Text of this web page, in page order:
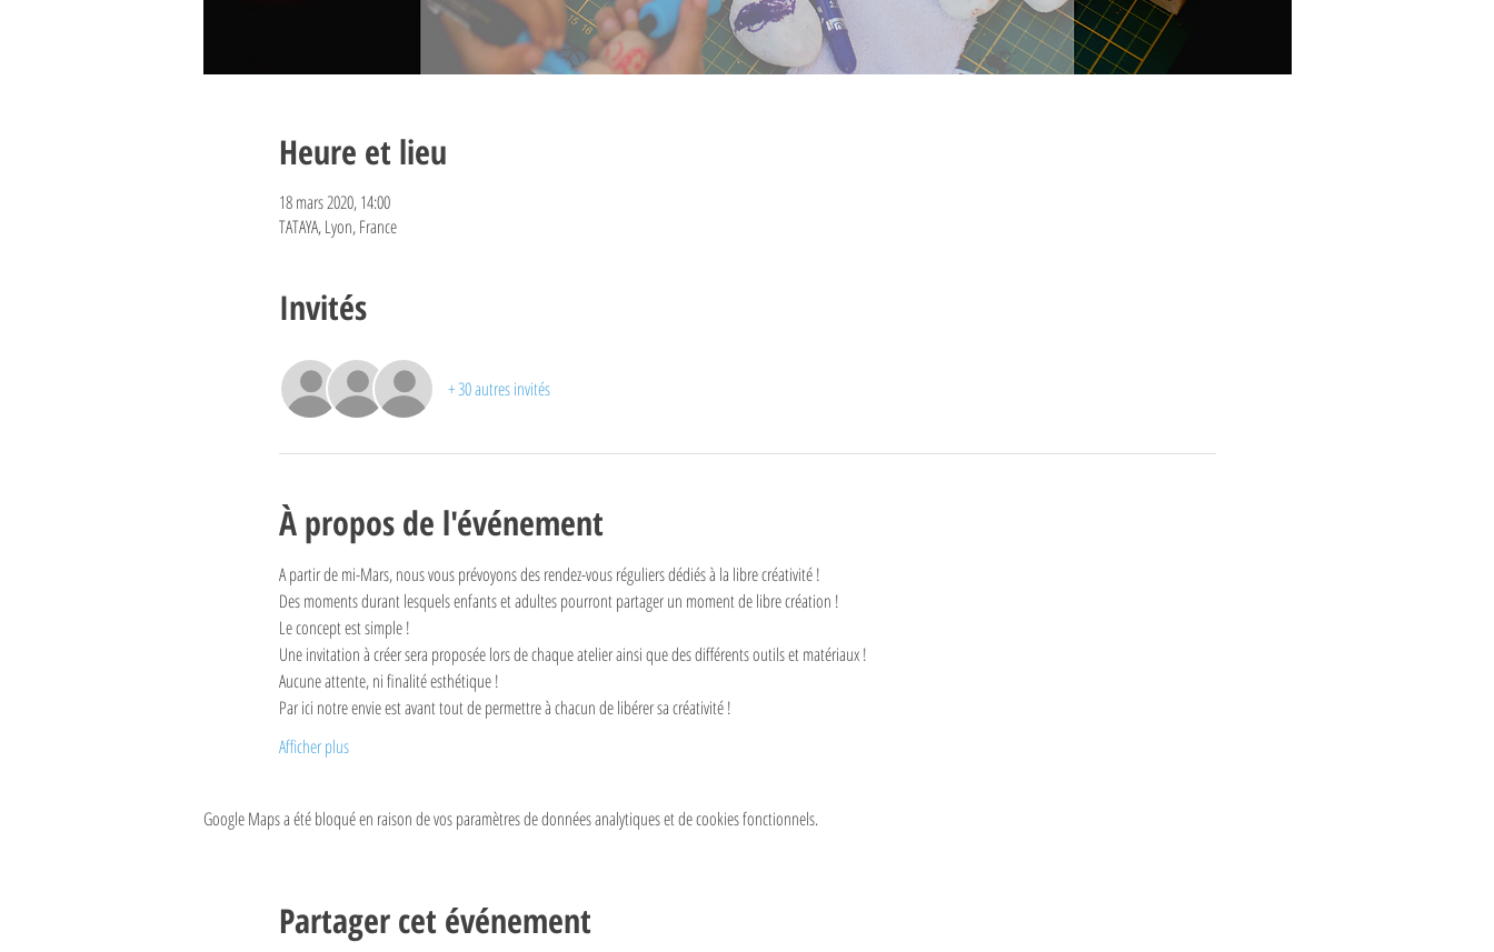
Heure et lieu
18 mars 2020, 14:00
TATAYA, Lyon, France
Invités
+ 30 autres invités
À propos de l'événement
A partir de mi-Mars, nous vous prévoyons des rendez-vous réguliers dédiés à la libre créativité !
Des moments durant lesquels enfants et adultes pourront partager un moment de libre création !
Le concept est simple !
Une invitation à créer sera proposée lors de chaque atelier ainsi que des différents outils et matériaux !
Aucune attente, ni finalité esthétique !
Par ici notre envie est avant tout de permettre à chacun de libérer sa créativité !
Afficher plus
Google Maps a été bloqué en raison de vos paramètres de données analytiques et de cookies fonctionnels.
Partager cet événement